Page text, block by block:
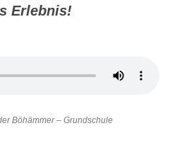
Erlebnis!
Böhämmer – Grundschule